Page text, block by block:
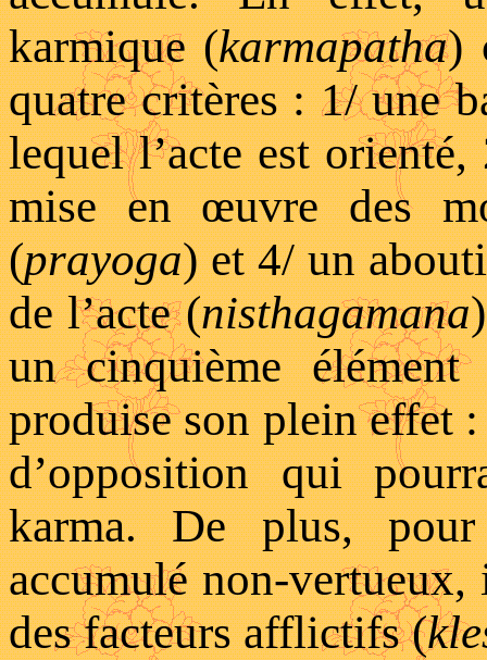
karmique (karmapatha)
quatre critères : 1/ une
lequel l’acte est
mise en œuvre des
(prayoga) et 4/ un
de l’acte (nisthagamana
un cinquième
produise son plein effet :
d’opposition qui
karma. De plus, pour
accumulé non-
des facteurs afflictifs (